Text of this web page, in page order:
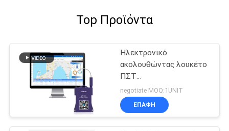
Top Προϊόντα
Ηλεκτρονικό
ακολουθώντας λουκέτο
ΠΣΤ
εμπορευματοκιβωτίων
2G με την μπαταρία
1500mAh
negotiate MOQ:1UNIT
ΕΠΑΦΉ